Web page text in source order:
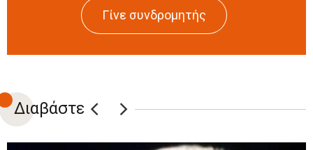
Γίνε συνδρομητής
Διαβάστε